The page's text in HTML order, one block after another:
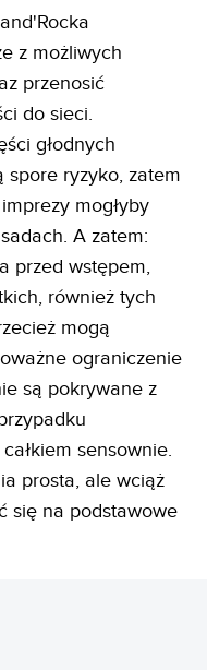
z możliwych
przenosić
do sieci.
głodnych
spore ryzyko, zatem
mogłyby
A zatem:
przed wstępem,
również tych
mogą
ograniczenie
są pokrywane z
sensownie.
prosta, ale wciąż
się na podstawowe